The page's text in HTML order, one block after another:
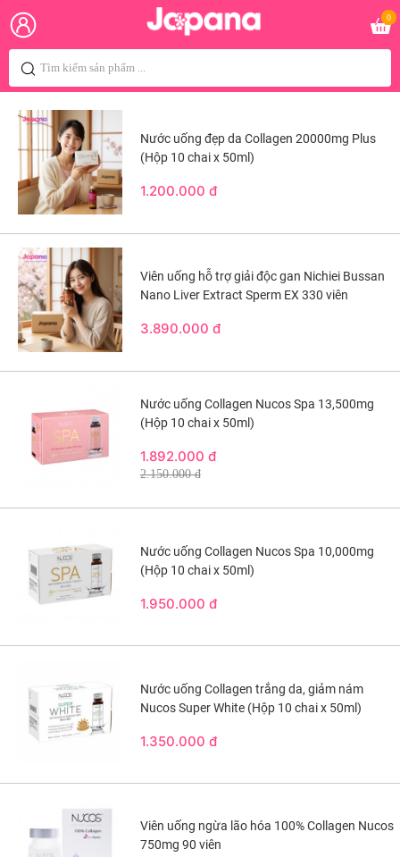
0
Nước uống đẹp da Collagen 20000mg Plus
(Hộp 10 chai x 50ml)
1.200.000 đ
Viên uống hỗ trợ giải độc gan Nichiei Bussan
Nano Liver Extract Sperm EX 330 viên
3.890.000 đ
Nước uống Collagen Nucos Spa 13,500mg
(Hộp 10 chai x 50ml)
1.892.000 đ
2.150.000 đ
Nước uống Collagen Nucos Spa 10,000mg
(Hộp 10 chai x 50ml)
1.950.000 đ
Nước uống Collagen trắng da, giảm nám
Nucos Super White (Hộp 10 chai x 50ml)
1.350.000 đ
Viên uống ngừa lão hóa 100% Collagen Nucos
750mg 90 viên